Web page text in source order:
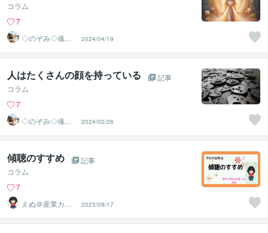
コラム
7
◇のぞみ◇魂の
カウンセラー
2024/04/19
人はたくさんの顔を持っている
記事
コラム
7
◇のぞみ◇魂の
カウンセラー
2024/02/26
傾聴のすすめ
記事
コラム
7
えぬ＠産業カウ
ンセラー
2023/09/17